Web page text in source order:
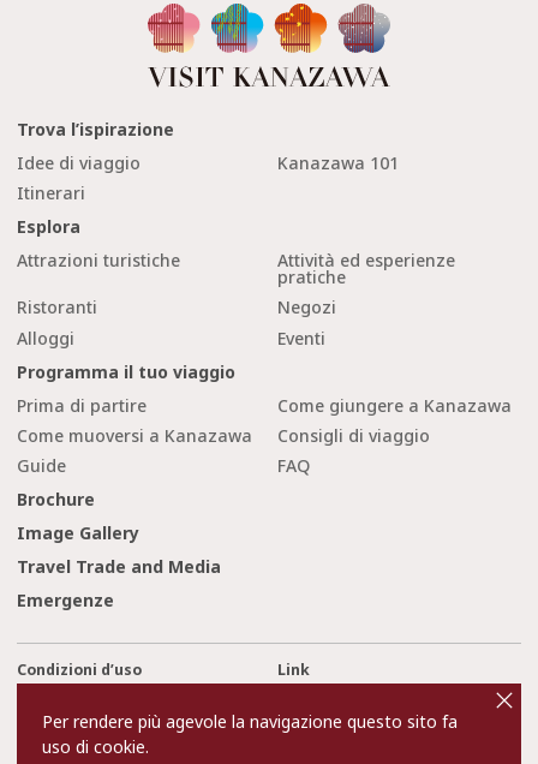
Trova l’ispirazione
Idee di viaggio
Kanazawa 101
Itinerari
Esplora
Attrazioni turistiche
Attività ed esperienze
pratiche
Ristoranti
Negozi
Alloggi
Eventi
Programma il tuo viaggio
Prima di partire
Come giungere a Kanazawa
Come muoversi a Kanazawa
Consigli di viaggio
Guide
FAQ
Brochure
Image Gallery
Travel Trade and Media
Emergenze
Condizioni d’uso
Link
Contact Us
Per rendere più agevole la navigazione questo sito fa
uso di cookie.
o
s